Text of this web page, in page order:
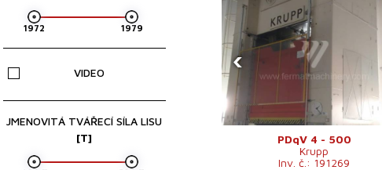
VIDEO
JMENOVITÁ TVÁŘECÍ SÍLA LISU
[T]
‹
PDqV 4 - 500
Krupp
Inv. č.: 191269